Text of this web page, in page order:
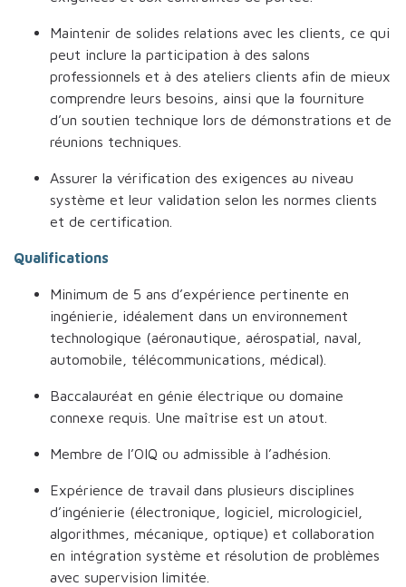
Maintenir de solides relations avec les clients, ce qui
peut inclure la participation à des salons
professionnels et à des ateliers clients afin de mieux
comprendre leurs besoins, ainsi que la fourniture
d’un soutien technique lors de démonstrations et de
réunions techniques.
Assurer la vérification des exigences au niveau
système et leur validation selon les normes clients
et de certification.
Qualifications
Minimum de 5 ans d’expérience pertinente en
ingénierie, idéalement dans un environnement
technologique (aéronautique, aérospatial, naval,
automobile, télécommunications, médical).
Baccalauréat en génie électrique ou domaine
connexe requis. Une maîtrise est un atout.
Membre de l’OIQ ou admissible à l’adhésion.
Expérience de travail dans plusieurs disciplines
d’ingénierie (électronique, logiciel, micrologiciel,
algorithmes, mécanique, optique) et collaboration
en intégration système et résolution de problèmes
avec supervision limitée.